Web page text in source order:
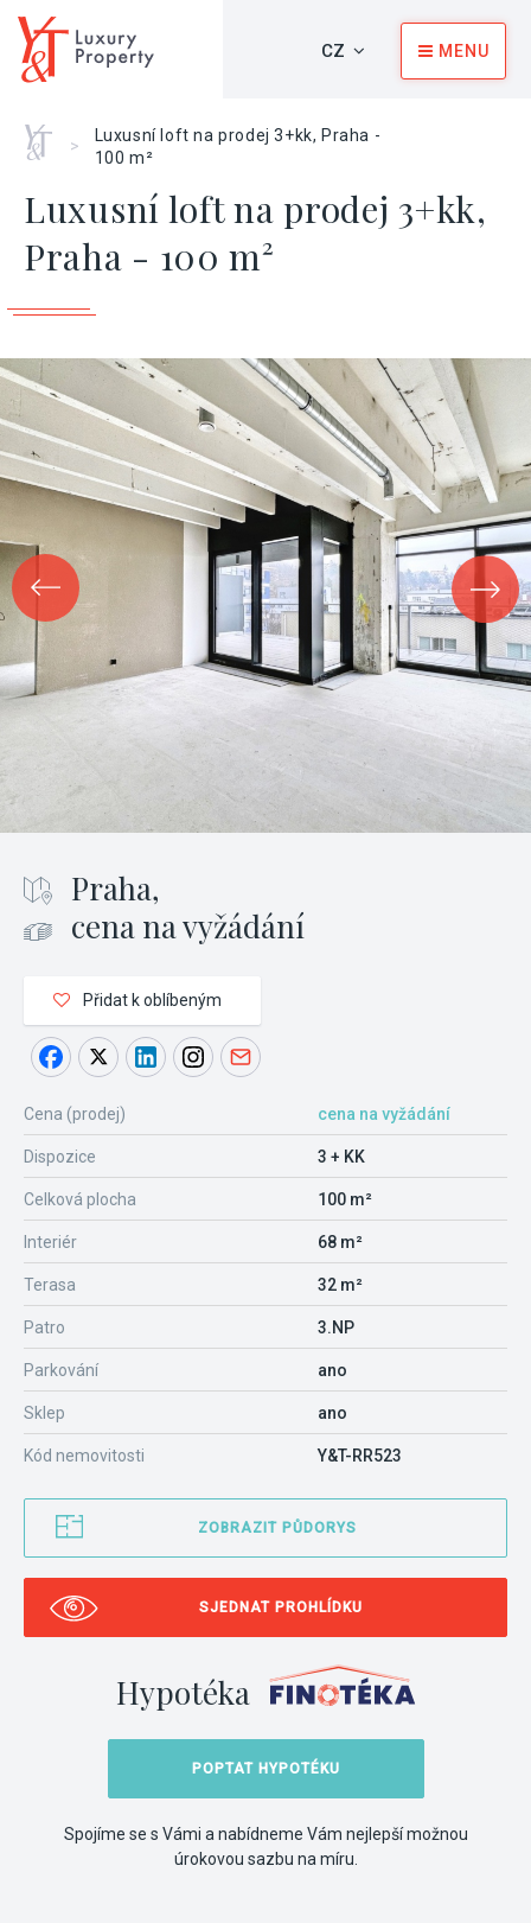
CZ MENU
Home
>
Luxusní loft na prodej 3+kk, Praha -
100 m²
Luxusní loft na prodej 3+kk,
Praha - 100 m²
Praha,
cena na vyžádání
Přidat k oblíbeným
Cena (prodej) cena na vyžádání
Dispozice 3 + KK
Celková plocha 100 m²
Interiér 68 m²
Terasa 32 m²
Patro 3.NP
Parkování ano
Sklep ano
Kód nemovitosti Y&T-RR523
ZOBRAZIT PŮDORYS
SJEDNAT PROHLÍDKU
Hypotéka
POPTAT HYPOTÉKU
Spojíme se s Vámi a nabídneme Vám nejlepší možnou
úrokovou sazbu na míru.